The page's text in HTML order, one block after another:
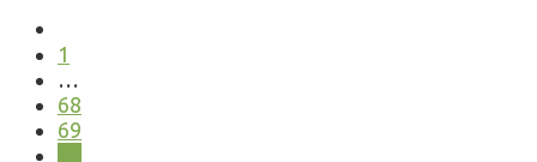
1
…
68
69